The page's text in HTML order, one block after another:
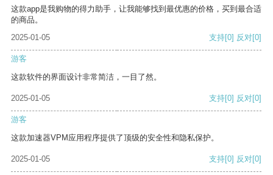
这款app是我购物的得力助手，让我能够找到最优惠的价格，买到最合适
的商品。
2025-01-05
支持[0] 反对[0]
游客
这款软件的界面设计非常简洁，一目了然。
2025-01-05 支持[0] 反对[0]
游客
这款加速器VPM应用程序提供了顶级的安全性和隐私保护。
2025-01-05 支持[0] 反对[0]